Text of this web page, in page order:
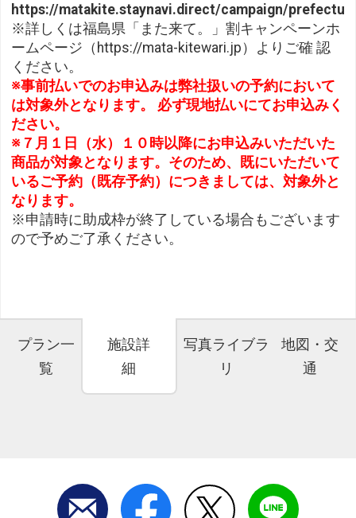
https://matakite.staynavi.direct/campaign/
※詳しくは福島県「また来て。」割キャンペーンホ
ームページ（https://mata-kitewari.jp）よりご確 認
ください。
※事前払いでのお申込みは弊社扱いの予約において
は対象外となります。 必ず現地払いにてお申込みく
ださい。
※７月１日（水）１０時以降にお申込みいただいた
商品が対象となります。そのため、既にいただいて
いるご予約（既存予約）につきましては、対象外と
なります。
※申請時に助成枠が終了している場合もございます
ので予めご了承ください。
プラン一
覧
施設詳
細
写真ライブラ
リ
地図・交
通